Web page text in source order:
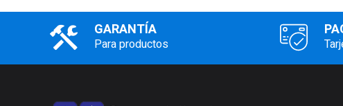
GARANTÍA
Para productos